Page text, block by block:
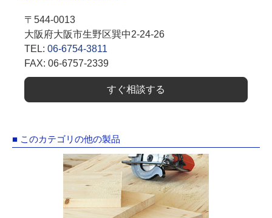
〒544-0013
大阪府大阪市生野区巽中2-24-26
TEL: 06-6754-3811
FAX: 06-6757-2339
すぐ相談する
■ このカテゴリの他の製品